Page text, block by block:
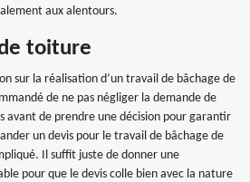
aux alentours.
toiture
sur la réalisation d’un travail de bâchage de
de ne pas négliger la demande de
avant de prendre une décision pour garantir
un devis pour le travail de bâchage de
Il suffit juste de donner une
pour que le devis colle bien avec la nature